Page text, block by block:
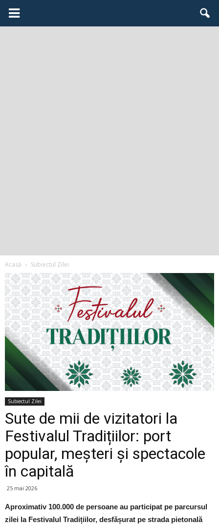
Acasă Subiectul Zilei
Subiectul Zilei
Sute de mii de vizitatori la
Festivalul Tradițiilor: port
popular, meșteri și spectacole
în capitală
25 mai 2026
Aproximativ 100.000 de persoane au participat pe parcursul
zilei la Festivalul Tradițiilor, desfășurat pe strada pietonală